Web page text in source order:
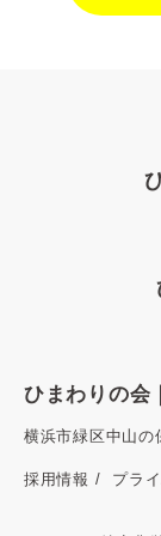
ひまわりの会
横浜市緑区中山の
採用情報 プラ